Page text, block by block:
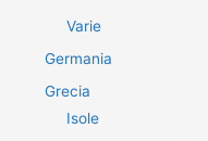
Varie
Germania
Grecia
Isole